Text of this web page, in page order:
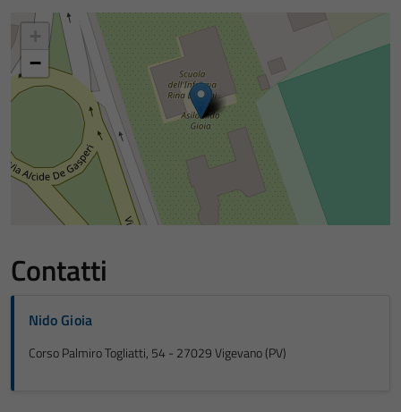
−
Contatti
Nido Gioia
Corso Palmiro Togliatti, 54 - 27029 Vigevano (PV)